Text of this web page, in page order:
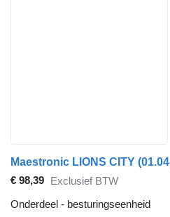
€ 98,39 Exclusief BTW
Onderdeel - besturingseenheid